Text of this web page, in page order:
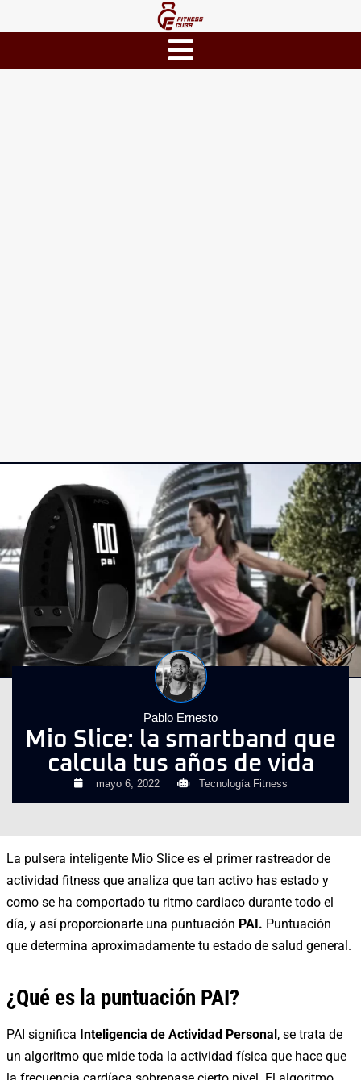
Pablo Ernesto
Mio Slice: la smartband que
calcula tus años de vida
mayo 6, 2022 Tecnología Fitness
La pulsera inteligente Mio Slice es el primer rastreador de
actividad fitness que analiza que tan activo has estado y
como se ha comportado tu ritmo cardiaco durante todo el
día, y así proporcionarte una puntuación PAI. Puntuación
que determina aproximadamente tu estado de salud general.
¿Qué es la puntuación PAI?
PAI significa Inteligencia de Actividad Personal, se trata de
un algoritmo que mide toda la actividad física que hace que